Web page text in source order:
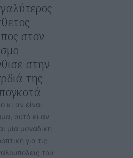
στον
στην
της
κι αν είναι
αυτό κι αν
μία μοναδική
για τις
του